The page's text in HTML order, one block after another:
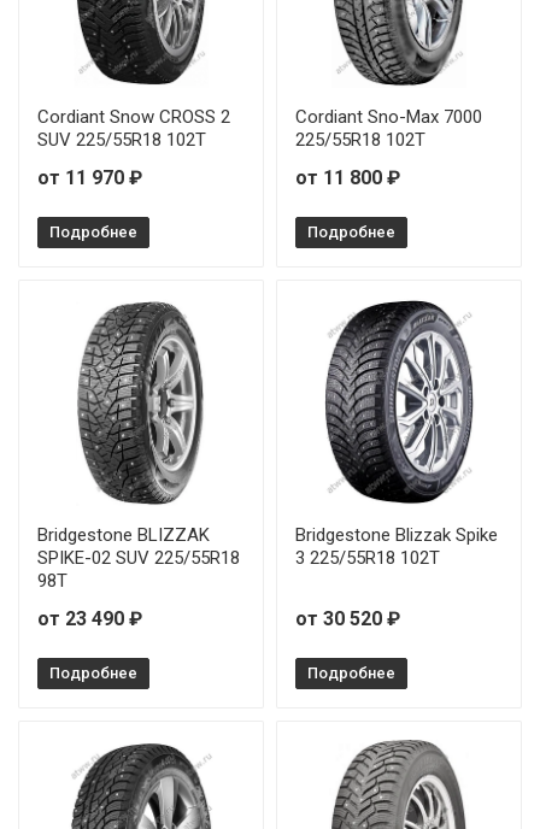
Cordiant Snow CROSS 2
SUV 225/55R18 102T
от 11 970 ₽
Подробнее
Cordiant Sno-Max 7000
225/55R18 102T
от 11 800 ₽
Подробнее
Bridgestone BLIZZAK
SPIKE-02 SUV 225/55R18
98T
от 23 490 ₽
Подробнее
Bridgestone Blizzak Spike
3 225/55R18 102T
от 30 520 ₽
Подробнее